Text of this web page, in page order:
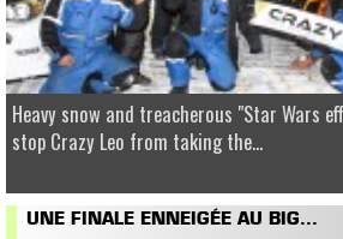
Heavy snow and treacherous "Star Wars
stop Crazy Leo from taking the...
UNE FINALE ENNEIGÉE AU BIG...